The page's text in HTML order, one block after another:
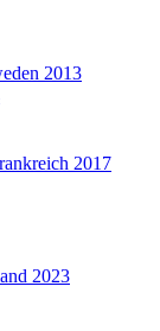
2013
2017
2023